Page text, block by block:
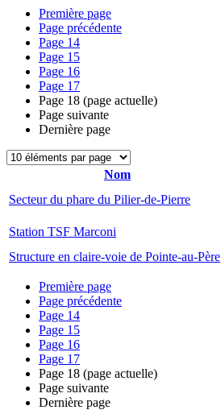
Première page
Page précédente
Page 14
Page 15
Page 16
Page 17
Page 18 (page actuelle)
Page suivante
Dernière page
Nom
Secteur du phare du Pilier-de-Pierre
Station TSF Marconi
Structure en claire-voie de Pointe-au-Père
Première page
Page précédente
Page 14
Page 15
Page 16
Page 17
Page 18 (page actuelle)
Page suivante
Dernière page